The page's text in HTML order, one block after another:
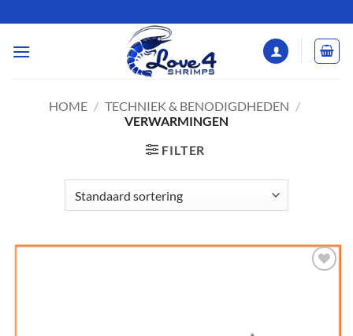
naar
inhoud
HOME / TECHNIEK & BENODIGDHEDEN /
VERWARMINGEN
FILTER